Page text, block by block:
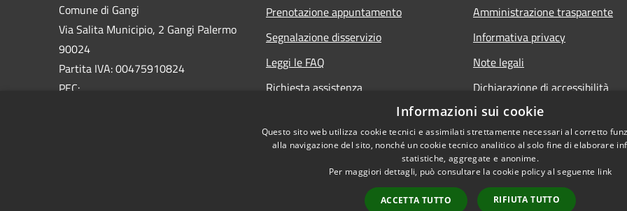
Comune di Gangi
Via Salita Municipio, 2 Gangi Palermo
90024
Partita IVA: 00475910824
PEC:
Prenotazione appuntamento
Segnalazione disservizio
Leggi le FAQ
Richiesta assistenza
Amministrazione trasparente
Informativa privacy
Note legali
Dichiarazione di accessibilità
Informazioni sui cookie
Questo sito web utilizza cookie tecnici e assimilati strettamente necessari al corretto
alla navigazione del sito, nonché un cookie tecnico analitico al solo fine di elaborare
statistiche, aggregate e anonime.
Per maggiori dettagli, può consultare la cookie policy al seguente link
ACCETTA TUTTO RIFIUTA TUTTO